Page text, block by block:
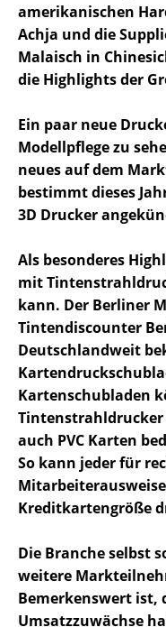
amerikanischen
Achja und die
Malaisch in
die Highlights der
Ein paar neue
Modellpflege zu
neues auf dem
bestimmt dieses
3D Drucker
Als besonderes
mit
kann. Der Berliner
Tintendiscounter
Deutschlandweit
Kartenschubladen
Tintenstrahldrucker
auch PVC Karten
So kann jeder für
Kreditkartengröße
Die Branche selbst
weitere
Bemerkenswert ist,
Umsatzzuwächse